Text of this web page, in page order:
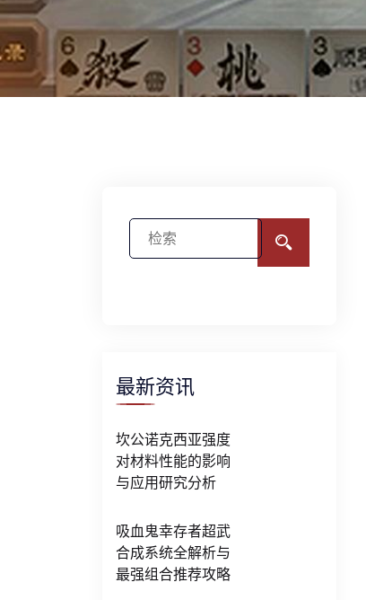
最新资讯
坎公诺克西亚强度
对材料性能的影响
与应用研究分析
吸血鬼幸存者超武
合成系统全解析与
最强组合推荐攻略